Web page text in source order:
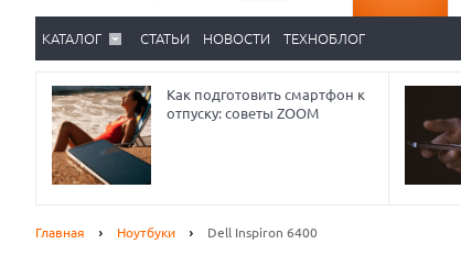
КАТАЛОГ СТАТЬИ НОВОСТИ ТЕХНОБЛОГ
Как подготовить смартфон к
отпуску: советы ZOOM
Главная Ноутбуки Dell Inspiron 6400